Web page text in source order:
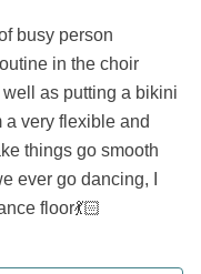
busy person
in the choir
as putting a bikini
very flexible and
things go smooth
ever go dancing, I
floor💃🏻